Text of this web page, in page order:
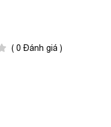
( 0 Đánh giá )